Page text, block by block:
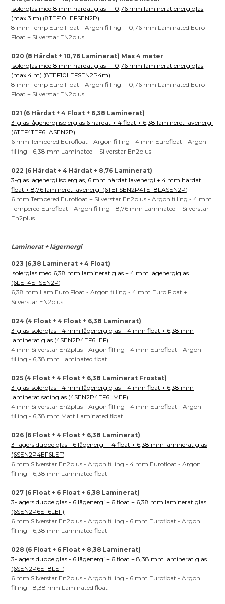
Isolerglas med 8 mm härdat glas + 10,76 mm laminerat energiglas
(max 3 m) (8TEF10LEFSEN2P)
8 mm Temp Euro Float - Argon filling - 10,76 mm Laminated Euro
Float + Silverstar EN2plus
020 (8 Härdat + 10,76 Laminerat) Max 4 meter
Isolerglas med 8 mm härdat glas + 10,76 mm laminerat energiglas
(max 4 m) (8TEF10LEFSEN2P4m)
8 mm Temp Euro Float - Argon filling - 10,76 mm Laminated Euro
Float + Silverstar EN2plus
021 (6 Härdat + 4 Float + 6,38 Laminerat)
3-glas lågenergi isolerglas 6 härdat + 4 float + 6,38 lamineret lavenergi
(6TEF4TEF6LASEN2P)
6 mm Tempered Eurofloat - Argon filling - 4 mm Eurofloat - Argon
filling - 6,38 mm Laminated + Silverstar En2plus
022 (6 Härdat + 4 Härdat + 8,76 Laminerat)
3-glas lågenergi isolerglas, 6 mm härdat lavenergi + 4 mm härdat
float + 8,76 lamineret lavenergi (6TEFSEN2P4TEF8LASEN2P)
6 mm Tempered Eurofloat + Silverstar En2plus - Argon filling - 4 mm
Tempered Eurofloat - Argon filling - 8,76 mm Laminated + Silverstar
En2plus
Laminerat + lågernergi
023 (6,38 Laminerat + 4 Float)
Isolerglas med 6,38 mm laminerat glas + 4 mm lågenergiglas
(6LEF4EFSEN2P)
6,38 mm Lam Euro Float - Argon filling - 4 mm Euro Float +
Silverstar EN2plus
024 (4 Float + 4 Float + 6,38 Laminerat)
3-glas isolerglas - 4 mm lågenergiglas + 4 mm float + 6,38 mm
laminerat glas (4SEN2P4EF6LEF)
4 mm Silverstar En2plus - Argon filling - 4 mm Eurofloat - Argon
filling - 6,38 mm Laminated float
025 (4 Float + 4 Float + 6,38 Laminerat Frostat)
3-glas isolerglas - 4 mm lågenergiglas + 4 mm float + 6,38 mm
laminerat satinglas (4SEN2P4EF6LMEF)
4 mm Silverstar En2plus - Argon filling - 4 mm Eurofloat - Argon
filling - 6,38 mm Matt Laminated float
026 (6 Float + 4 Float + 6,38 Laminerat)
3-lagers dubbelglas - 6 lågenergi + 4 float + 6,38 mm laminerat glas
(6SEN2P4EF6LEF)
6 mm Silverstar En2plus - Argon filling - 4 mm Eurofloat - Argon
filling - 6,38 mm Laminated float
027 (6 Float + 6 Float + 6,38 Laminerat)
3-lagers dubbelglas - 6 lågenergi + 6 float + 6,38 mm laminerat glas
(6SEN2P6EF6LEF)
6 mm Silverstar En2plus - Argon filling - 6 mm Eurofloat - Argon
filling - 6,38 mm Laminated float
028 (6 Float + 6 Float + 8,38 Laminerat)
3-lagers dubbelglas - 6 lågenergi + 6 float + 8,38 mm laminerat glas
(6SEN2P6EF8LEF)
6 mm Silverstar En2plus - Argon filling - 6 mm Eurofloat - Argon
filling - 8,38 mm Laminated float